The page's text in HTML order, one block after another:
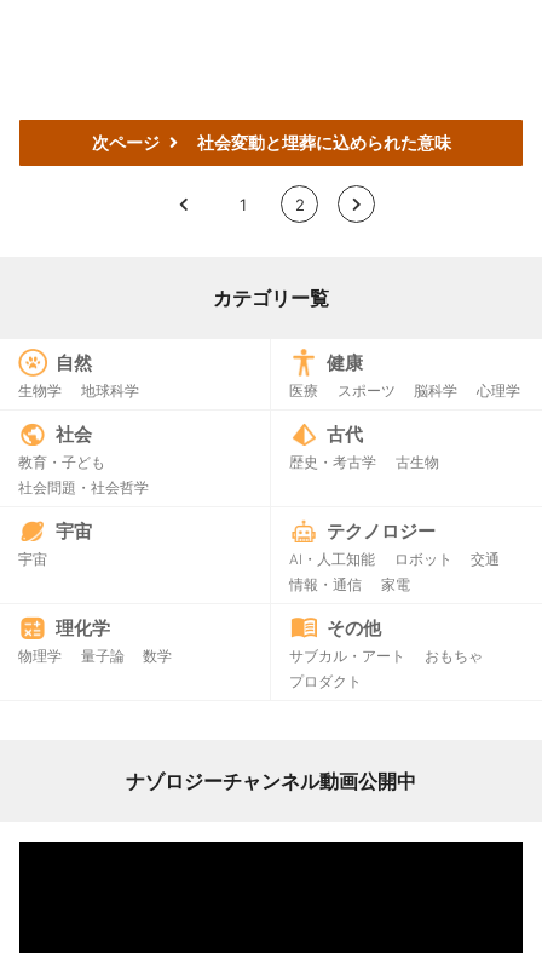
次ページ 社会変動と埋葬に込められた意味
< 1 2 >
カテゴリー覧
自然
生物学 地球科学
健康
医療 スポーツ 脳科学 心理学
社会
教育・子ども
社会問題・社会哲学
古代
歴史・考古学 古生物
宇宙
宇宙
テクノロジー
AI・人工知能 ロボット
交通
情報・通信
家電
理化学
物理学 量子論 数学
その他
サブカル・アート
おもちゃ
プロダクト
ナゾロジーチャンネル動画公開中